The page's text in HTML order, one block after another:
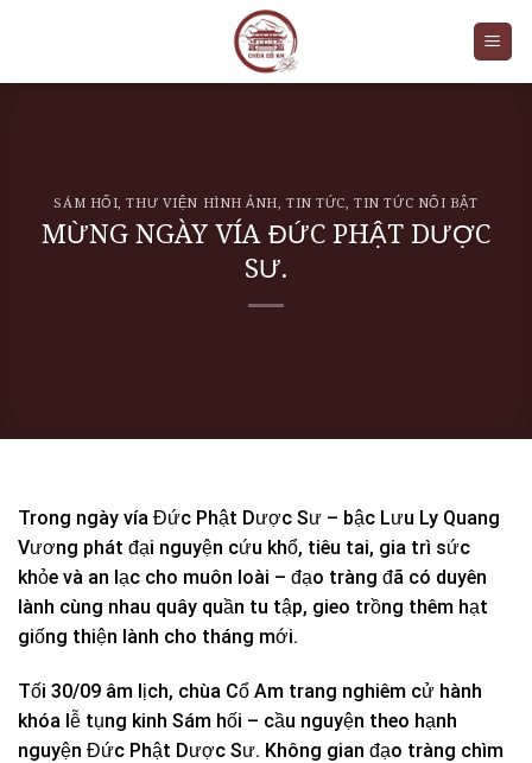
SÁM HỐI,THƯ VIỆN HÌNH ẢNH,TIN TỨC,TIN TỨC NỔI BẬT
MỪNG NGÀY VÍA ĐỨC PHẬT DƯỢC
SƯ.
Trong ngày vía Đức Phật Dược Sư – bậc Lưu Ly Quang
Vương phát đại nguyện cứu khổ, tiêu tai, gia trì sức
khỏe và an lạc cho muôn loài – đạo tràng đã có duyên
lành cùng nhau quây quần tu tập, gieo trồng thêm hạt
giống thiện lành cho tháng mới.
Tối 30/09 âm lịch, chùa Cổ Am trang nghiêm cử hành
khóa lễ tụng kinh Sám hối – cầu nguyện theo hạnh
nguyện Đức Phật Dược Sư. Không gian đạo tràng chìm